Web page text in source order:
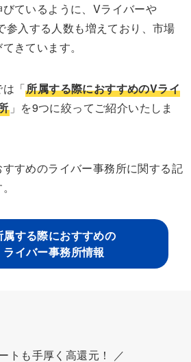
ているように、Vライバーや
参入する人数も増えており、市場
きています。
は「所属する際におすすめのVライ
」を9つに絞ってご紹介いたしま
すめのライバー事務所に関する記
属する際におすすめの
ライバー事務所情報
トも手厚く高還元！ ／